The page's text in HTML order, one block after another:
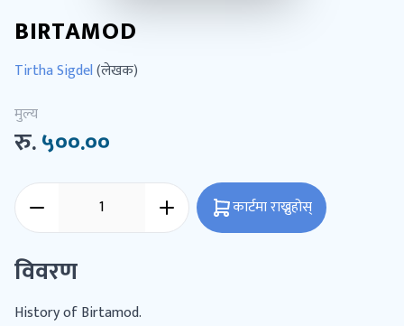
BIRTAMOD
Tirtha Sigdel(लेखक)
मुल्य
रु.५००.००
कार्टमा राख्नुहोस्
विवरण
History of Birtamod.